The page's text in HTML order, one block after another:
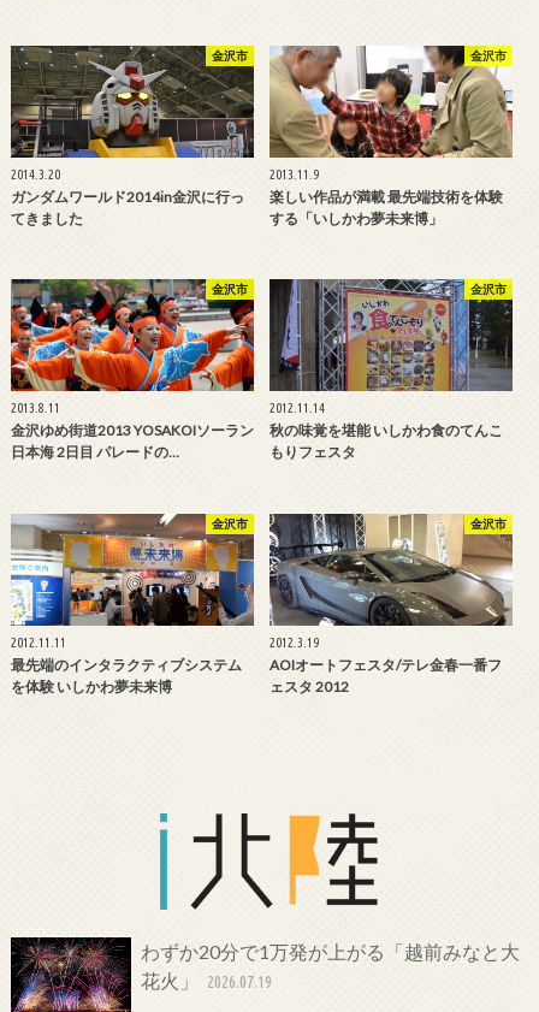
金沢市
2014.3.20
ガンダムワールド2014in金沢に行っ
てきました
金沢市
2013.11.9
楽しい作品が満載 最先端技術を体験
する「いしかわ夢未来博」
金沢市
2013.8.11
金沢ゆめ街道2013 YOSAKOIソーラン
日本海 2日目 パレードの…
金沢市
2012.11.14
秋の味覚を堪能 いしかわ食のてんこ
もりフェスタ
金沢市
2012.11.11
最先端のインタラクティブシステム
を体験 いしかわ夢未来博
金沢市
2012.3.19
AOIオートフェスタ/テレ金春一番フ
ェスタ 2012
わずか20分で1万発が上がる「越前みなと大
花火」
2026.07.19